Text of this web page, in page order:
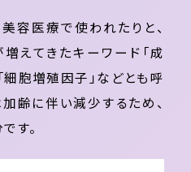
容医療で使われたりと、
えてきたキーワード「成
細胞増殖因子」などとも呼
齢に伴い減少するため、
す。